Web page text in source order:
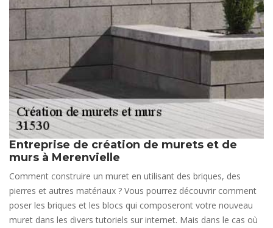
Entreprise de création de murets et de
murs à Merenvielle
Comment construire un muret en utilisant des briques, des
pierres et autres matériaux ? Vous pourrez découvrir comment
poser les briques et les blocs qui composeront votre nouveau
muret dans les divers tutoriels sur internet. Mais dans le cas où